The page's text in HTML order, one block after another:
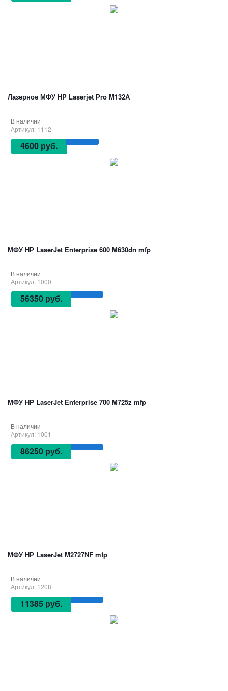
Лазерное МФУ HP Laserjet Pro M132A
В наличии
Артикул: 1112
4600 руб.
МФУ HP LaserJet Enterprise 600 M630dn mfp
В наличии
Артикул: 1000
56350 руб.
МФУ HP LaserJet Enterprise 700 M725z mfp
В наличии
Артикул: 1001
86250 руб.
МФУ HP LaserJet M2727NF mfp
В наличии
Артикул: 1208
11385 руб.